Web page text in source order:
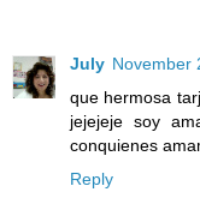
July November
que hermosa
jejejeje soy
conquienes
Reply